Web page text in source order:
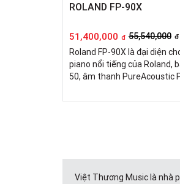
ROLAND FP-90X
51,400,000 đ 55,540,000 đ
Roland FP-90X là đại diện
piano nổi tiếng của Roland,
50, âm thanh PureAcoustic
Việt Thương Music là nhà